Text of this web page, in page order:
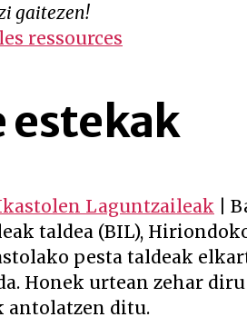
gaitezen!
ressources
estekak
Laguntzaileak |
taldea (BIL),
pesta taldeak
Honek urtean zehar
antolatzen ditu.